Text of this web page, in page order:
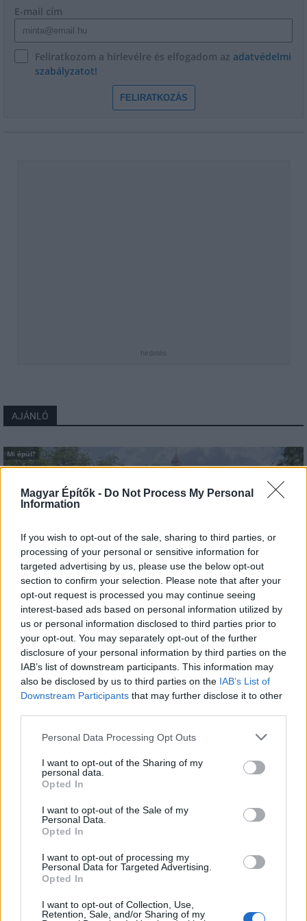
Magyar Építők - Do Not Process My Personal
Information
If you wish to opt-out of the sale, sharing to third parties, or
processing of your personal or sensitive information for
targeted advertising by us, please use the below opt-out
section to confirm your selection. Please note that after your
opt-out request is processed you may continue seeing
interest-based ads based on personal information utilized by
us or personal information disclosed to third parties prior to
your opt-out. You may separately opt-out of the further
disclosure of your personal information by third parties on the
IAB’s list of downstream participants. This information may
also be disclosed by us to third parties on the IAB’s List of
Downstream Participants that may further disclose it to other
Please note that this website/app uses one or more Google
not limited to your visit or usage behaviour. You may click to
grant or deny consent to Google and its third-party tags to
use your data for below specified purposes in below Google
consent section.
Personal Data Processing Opt Outs
I want to opt-out of the Sharing of my
personal data.
Opted In
I want to opt-out of the Sale of my
Personal Data.
Opted In
I want to opt-out of processing my
Personal Data for Targeted Advertising.
Opted In
I want to opt-out of Collection, Use,
Retention, Sale, and/or Sharing of my
E-mail cím
Feliratkozom a hírlevélre és elfogadom az adatvédelmi
szabályzatot!
FELIRATKOZÁS
hirdetés
AJÁNLÓ
Mi épül?
Mohács VivaPalazzo Zrt.
Épített öröksége megújításával is készül Mohács a
csata ötszázadik évfordulójára
Új kápolna, kiállítótér épült a mohácsi csata emlékhelyén. A
városban is számos beruházás készült el vagy közeledik a
befejezéshez. Új parkolóház létesül, megújul a városháza és a
Széchenyi tér is.